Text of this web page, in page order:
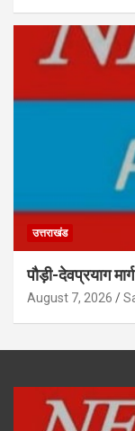
उत्तराखंड
पौड़ी-देवप्रयाग
August 7, 2026